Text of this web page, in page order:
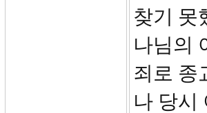
찾기 못
나님의
죄로 종
나 당시